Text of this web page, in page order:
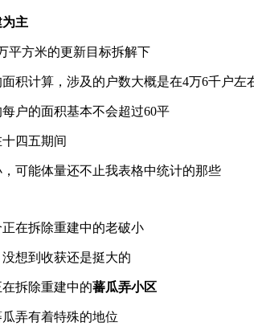
主
平方米的更新目标拆解下
积计算，涉及的户数大概是在4万6千户左
户的面积基本不会超过60平
四五期间
，可能体量还不止我表格中统计的那些
在拆除重建中的老破小
想到收获还是挺大的
拆除重建中的蕃瓜弄小区
弄有着特殊的地位